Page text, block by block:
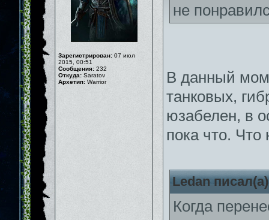
Зарегистрирован: 07 июл
2015, 00:51
Сообщения: 232
Откуда: Saratov
Архетип: Warrior
не
В данный
танковых,
юзабелен, в
пока что.
Ledan
Когда